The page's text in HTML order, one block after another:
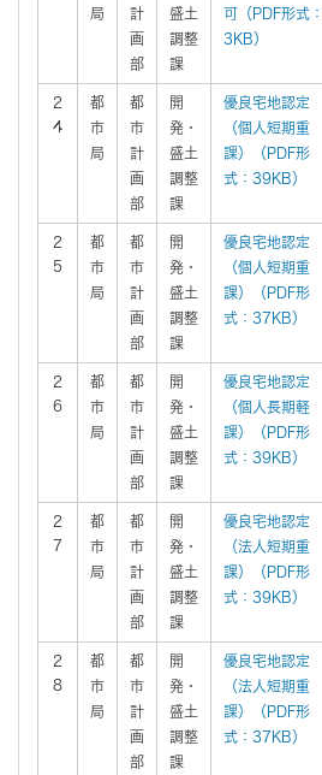
局
計
画
部
盛土
調整
課
可（PDF形式
3KB）
2
4
都
市
局
都
市
計
画
部
開
発・
盛土
調整
課
優良宅地認定
（個人短期重
課）（PDF形
式：39KB）
2
5
都
市
局
都
市
計
画
部
開
発・
盛土
調整
課
優良宅地認定
（個人短期重
課）（PDF形
式：37KB）
2
6
都
市
局
都
市
計
画
部
開
発・
盛土
調整
課
優良宅地認定
（個人長期軽
課）（PDF形
式：39KB）
2
7
都
市
局
都
市
計
画
部
開
発・
盛土
調整
課
優良宅地認定
（法人短期重
課）（PDF形
式：39KB）
2
8
都
市
局
都
市
計
画
部
開
発・
盛土
調整
課
優良宅地認定
（法人短期重
課）（PDF形
式：37KB）